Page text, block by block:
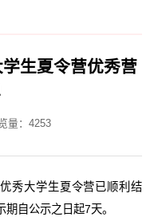
生夏令营优秀营
量： 4253
秀大学生夏令营已顺利结
自公示之日起7天。